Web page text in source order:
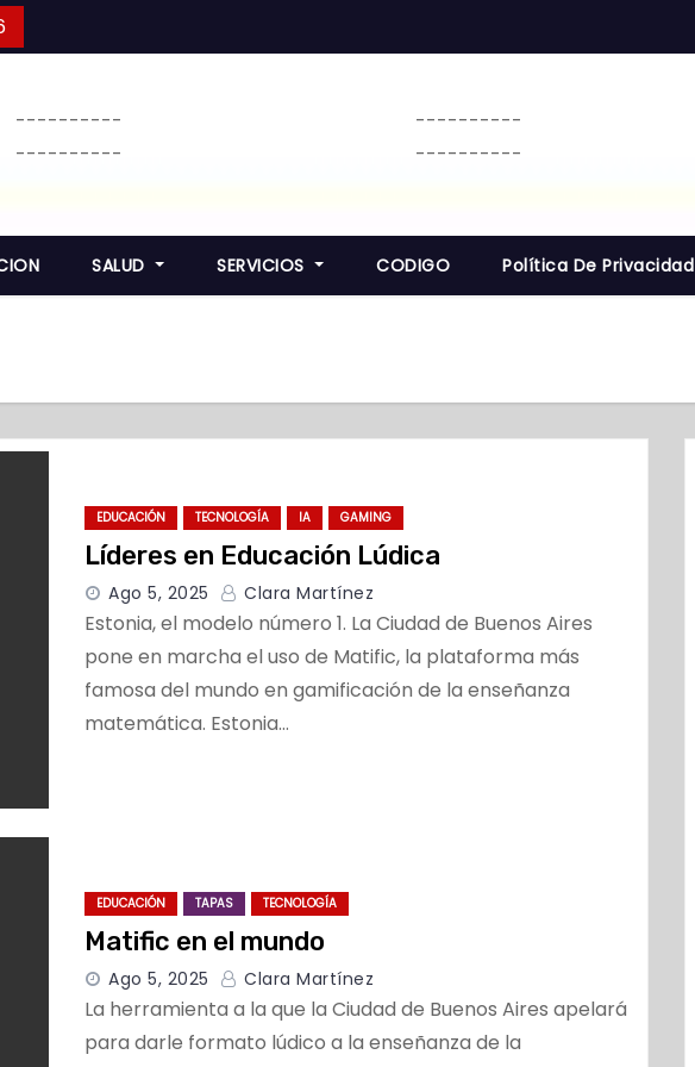
----------
----------
----------
----------
SALUD SERVICIOS CODIGO Política De Privacidad
EDUCACIÓN TECNOLOGÍA IA GAMING
Líderes en Educación Lúdica
Ago 5, 2025 Clara Martínez
Estonia, el modelo número 1. La Ciudad de Buenos Aires
pone en marcha el uso de Matific, la plataforma más
famosa del mundo en gamificación de la enseñanza
matemática. Estonia…
EDUCACIÓN TAPAS TECNOLOGÍA
Matific en el mundo
Ago 5, 2025 Clara Martínez
La herramienta a la que la Ciudad de Buenos Aires apelará
para darle formato lúdico a la enseñanza de la